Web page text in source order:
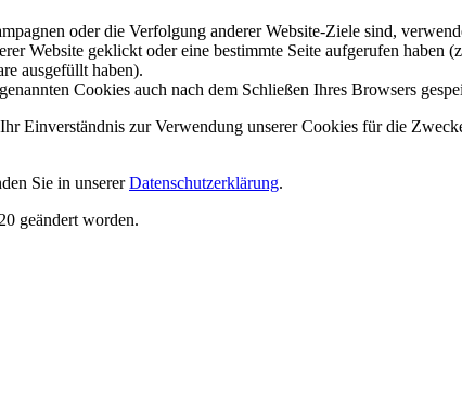
oder die Verfolgung anderer Website-Ziele sind,
Website geklickt oder eine bestimmte Seite aufgerufen
ausgefüllt haben).
Cookies auch nach dem Schließen Ihres Browsers
Einverständnis zur Verwendung unserer Cookies für die
Sie in unsererDatenschutzerklärung.
geändert worden.